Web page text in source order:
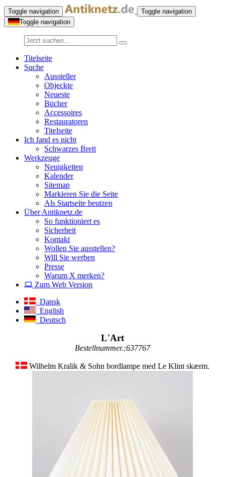
Toggle navigation
Toggle navigation
Toggle navigation
Titelseite
Suche
Aussteller
Objeckte
Neueste
Bücher
Accessoires
Restauratoren
Titelseite
Ich fand es nicht
Schwarzes Brett
Werkzeuge
Neuigkeiten
Kalender
Sitemap
Markieren Sie die Seite
Als Startseite beutzen
Über Antiknetz.de
So funktioniert es
Sicherheit
Kontakt
Wollen Sie ausstellen?
Will Sie werben
Presse
Warum X merken?
Zum Web Version
Dansk
English
Deutsch
L'Art
Bestellnummer.:637767
Wilhelm Kralik & Sohn bordlampe med Le Klint skærm.